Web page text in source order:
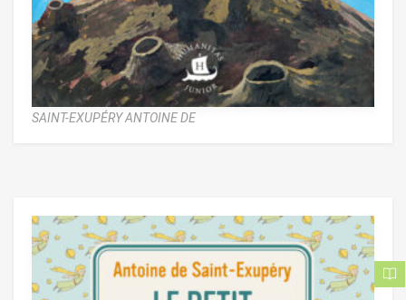
SAINT-EXUPÉRY ANTOINE DE